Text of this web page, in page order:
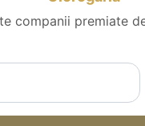
companii premiate